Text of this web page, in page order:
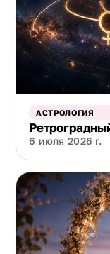
АСТРОЛОГИЯ
6 июля 2026 г.